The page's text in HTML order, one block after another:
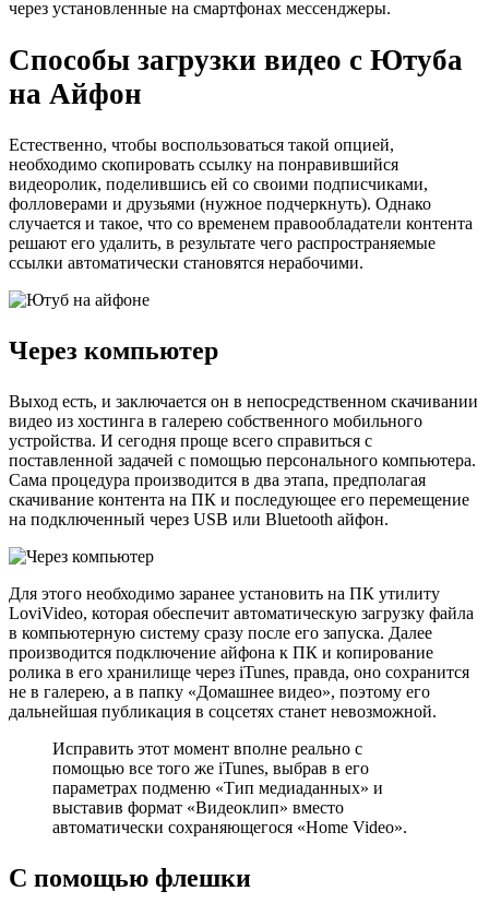
через установленные на смартфонах мессенджеры.
Способы загрузки видео с Ютуба
на Айфон
Естественно, чтобы воспользоваться такой опцией,
необходимо скопировать ссылку на понравившийся
видеоролик, поделившись ей со своими подписчиками,
фолловерами и друзьями (нужное подчеркнуть). Однако
случается и такое, что со временем правообладатели контента
решают его удалить, в результате чего распространяемые
ссылки автоматически становятся нерабочими.
Через компьютер
Выход есть, и заключается он в непосредственном скачивании
видео из хостинга в галерею собственного мобильного
устройства. И сегодня проще всего справиться с
поставленной задачей с помощью персонального компьютера.
Сама процедура производится в два этапа, предполагая
скачивание контента на ПК и последующее его перемещение
на подключенный через USB или Bluetooth айфон.
Для этого необходимо заранее установить на ПК утилиту
LoviVideo, которая обеспечит автоматическую загрузку файла
в компьютерную систему сразу после его запуска. Далее
производится подключение айфона к ПК и копирование
ролика в его хранилище через iTunes, правда, оно сохранится
не в галерею, а в папку «Домашнее видео», поэтому его
дальнейшая публикация в соцсетях станет невозможной.
Исправить этот момент вполне реально с
помощью все того же iTunes, выбрав в его
параметрах подменю «Тип медиаданных» и
выставив формат «Видеоклип» вместо
автоматически сохраняющегося «Home Video».
С помощью флешки